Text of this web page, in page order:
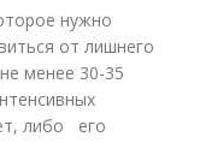
нужно
от лишнего
менее 30-35
либо его